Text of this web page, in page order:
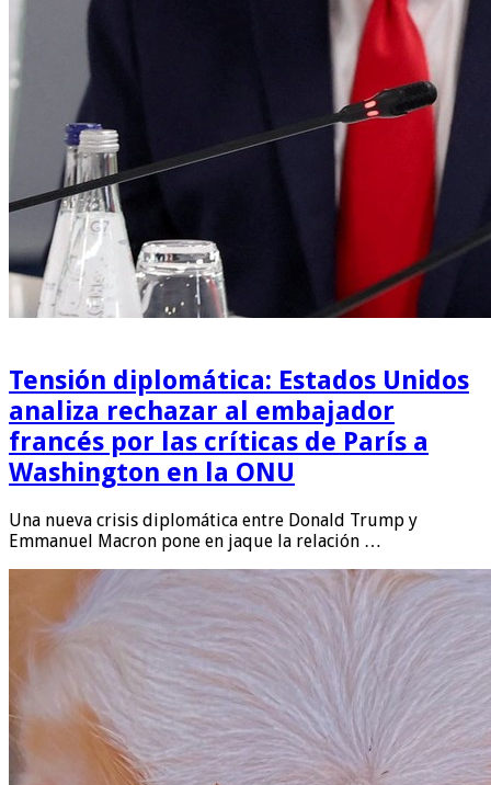
Tensión diplomática: Estados Unidos
analiza rechazar al embajador
francés por las críticas de París a
Washington en la ONU
Una nueva crisis diplomática entre Donald Trump y
Emmanuel Macron pone en jaque la relación …